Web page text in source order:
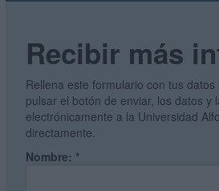
Recibir más
Rellena este formulario con tus
pulsar el botón de enviar, los datos
electrónicamente a la Universidad
directamente.
Nombre: *